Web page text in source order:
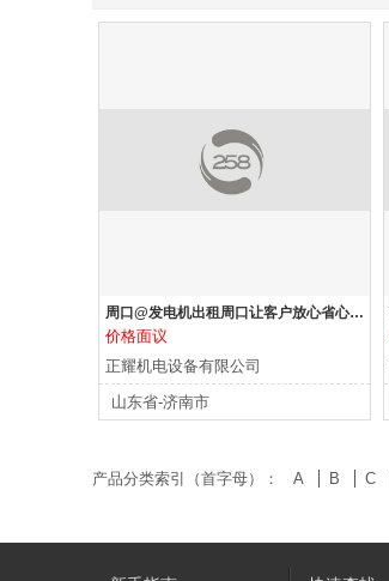
周口@发电机出租周口让客户放心省心15265258052
价格面议
正耀机电设备有限公司
山东省-济南市
产品分类索引（首字母）： A B C